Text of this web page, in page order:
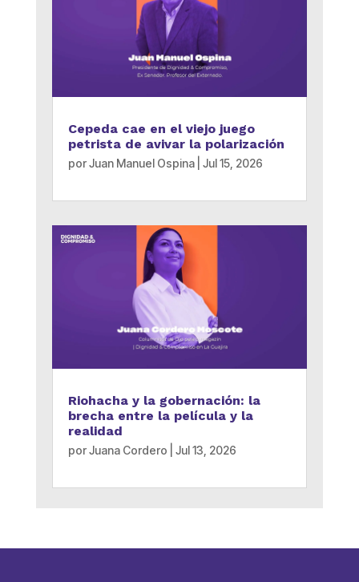
Cepeda cae en el viejo juego
petrista de avivar la polarización
porJuan Manuel Ospina| Jul 15, 2026
Riohacha y la gobernación: la
brecha entre la película y la
realidad
porJuana Cordero Jul 13, 2026